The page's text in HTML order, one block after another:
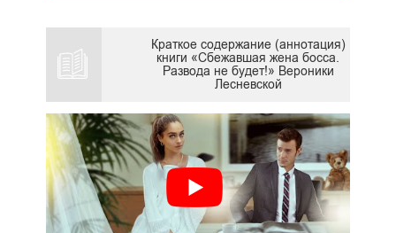
Краткое содержание (аннотация)
книги «Сбежавшая жена босса.
Развода не будет!» Вероники
Лесневской